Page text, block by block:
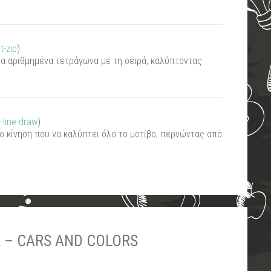
zip)
αριθμημένα τετράγωνα με τη σειρά, καλύπτοντας
draw)
κίνηση που να καλύπτει όλο το μοτίβο, περνώντας από
AND COLORS